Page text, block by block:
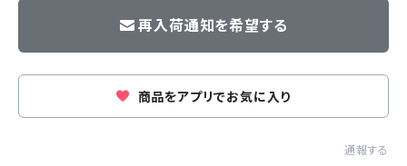
再入荷通知を希望する
商品をアプリでお気に入り
通報する